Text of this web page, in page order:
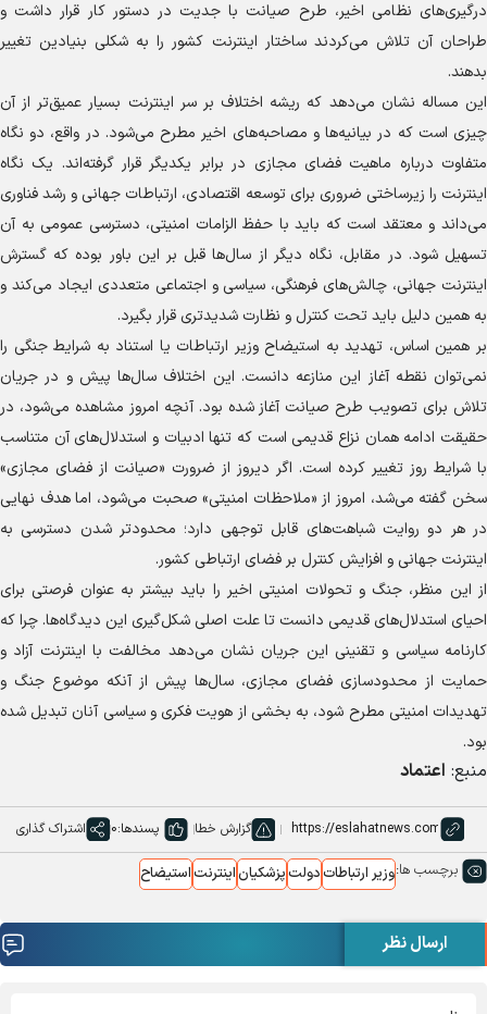
درگیری‌های نظامی اخیر، طرح صیانت با جدیت در دستور کار قرار داشت و
طراحان آن تلاش می‌کردند ساختار اینترنت کشور را به شکلی بنیادین تغییر
بدهند.
این مساله نشان می‌دهد که ریشه اختلاف بر سر اینترنت بسیار عمیق‌تر از آن
چیزی است که در بیانیه‌ها و مصاحبه‌های اخیر مطرح می‌شود. در واقع، دو نگاه
متفاوت درباره ماهیت فضای مجازی در برابر یکدیگر قرار گرفته‌اند. یک نگاه
اینترنت را زیرساختی ضروری برای توسعه اقتصادی، ارتباطات جهانی و رشد فناوری
می‌داند و معتقد است که باید با حفظ الزامات امنیتی، دسترسی عمومی به آن
تسهیل شود. در مقابل، نگاه دیگر از سال‌ها قبل بر این باور بوده که گسترش
اینترنت جهانی، چالش‌های فرهنگی، سیاسی و اجتماعی متعددی ایجاد می‌کند و
به همین دلیل باید تحت کنترل و نظارت شدیدتری قرار بگیرد.
بر همین اساس، تهدید به استیضاح وزیر ارتباطات یا استناد به شرایط جنگی را
نمی‌توان نقطه آغاز این منازعه دانست. این اختلاف سال‌ها پیش و در جریان
تلاش برای تصویب طرح صیانت آغاز شده بود. آنچه امروز مشاهده می‌شود، در
حقیقت ادامه همان نزاع قدیمی است که تنها ادبیات و استدلال‌های آن متناسب
با شرایط روز تغییر کرده است. اگر دیروز از ضرورت «صیانت از فضای مجازی»
سخن گفته می‌شد، امروز از «ملاحظات امنیتی» صحبت می‌شود، اما هدف نهایی
در هر دو روایت شباهت‌های قابل توجهی دارد؛ محدودتر شدن دسترسی به
اینترنت جهانی و افزایش کنترل بر فضای ارتباطی کشور.
از این منظر، جنگ و تحولات امنیتی اخیر را باید بیشتر به عنوان فرصتی برای
احیای استدلال‌های قدیمی دانست تا علت اصلی شکل‌گیری این دیدگاه‌ها. چرا که
کارنامه سیاسی و تقنینی این جریان نشان می‌دهد مخالفت با اینترنت آزاد و
حمایت از محدودسازی فضای مجازی، سال‌ها پیش از آنکه موضوع جنگ و
تهدیدات امنیتی مطرح شود، به بخشی از هویت فکری و سیاسی آنان تبدیل شده
بود.
منبع: اعتماد
گزارش خطا پسندها:0 اشتراک گذاری
برچسب ها:وزیر ارتباطاتدولتپزشکیاناینترنتاستیضاح
ارسال نظر